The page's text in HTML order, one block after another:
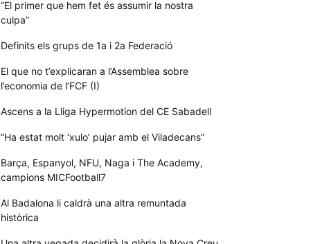
“El primer que hem fet és assumir la nostra
culpa”
Definits els grups de 1a i 2a Federació
El que no t’explicaran a l’Assemblea sobre
l’economia de l’FCF (I)
Ascens a la Lliga Hypermotion del CE Sabadell
“Ha estat molt ‘xulo’ pujar amb el Viladecans”
Barça, Espanyol, NFU, Naga i The Academy,
campions MICFootball7
Al Badalona li caldrà una altra remuntada
històrica